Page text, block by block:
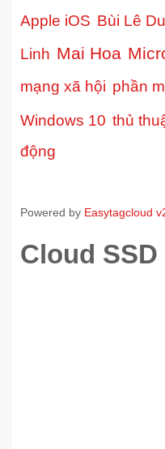
Apple iOS Bùi Lê
Linh Mai Hoa
mạng xã hội phần
Windows 10 thủ
động
Powered by Easytagcloud
Cloud SSD